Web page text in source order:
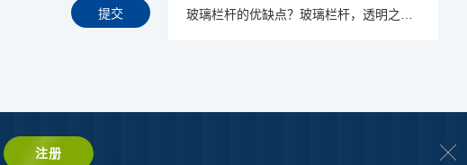
玻璃栏杆的优缺点？玻璃栏杆，透明之美与安全之忧
注册